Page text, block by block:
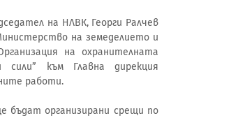
на НЛВК, Георги Ралчев
на земеделието и
на охранителната
сили” към Главна дирекция
работи.
бъдат организирани срещи по